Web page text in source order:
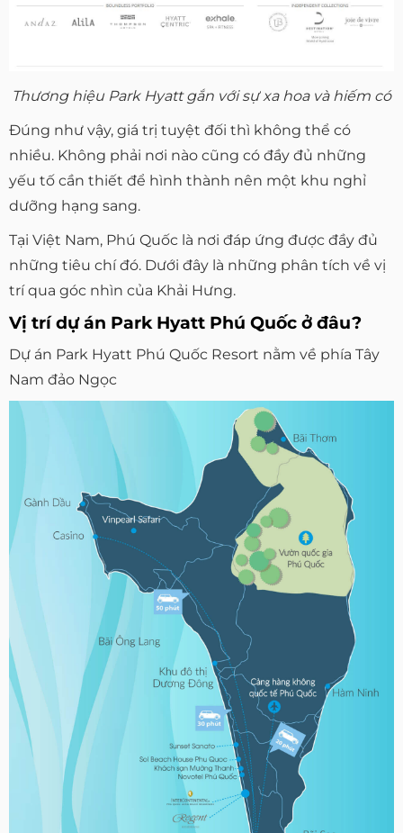
Thương hiệu Park Hyatt gắn với sự xa hoa và hiếm có
Đúng như vậy, giá trị tuyệt đối thì không thể có
nhiều. Không phải nơi nào cũng có đầy đủ những
yếu tố cần thiết để hình thành nên một khu nghỉ
dưỡng hạng sang.
Tại Việt Nam, Phú Quốc là nơi đáp ứng được đầy đủ
những tiêu chí đó. Dưới đây là những phân tích về vị
trí qua góc nhìn của Khải Hưng.
Vị trí dự án Park Hyatt Phú Quốc ở đâu?
Dự án Park Hyatt Phú Quốc Resort nằm về phía Tây
Nam đảo Ngọc